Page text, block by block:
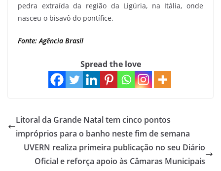
pedra extraída da região da Ligúria, na Itália, onde
nasceu o bisavô do pontífice.
Fonte: Agência Brasil
Spread the love
Litoral da Grande Natal tem cinco pontos
impróprios para o banho neste fim de semana
UVERN realiza primeira publicação no seu Diário
Oficial e reforça apoio às Câmaras Municipais